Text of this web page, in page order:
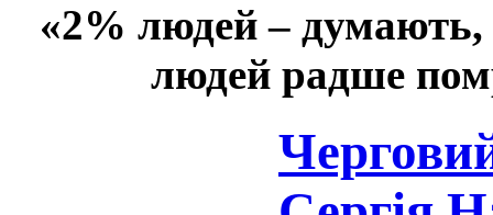
«2% людей –
людей радше